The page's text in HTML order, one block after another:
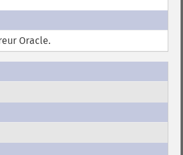
Oracle.